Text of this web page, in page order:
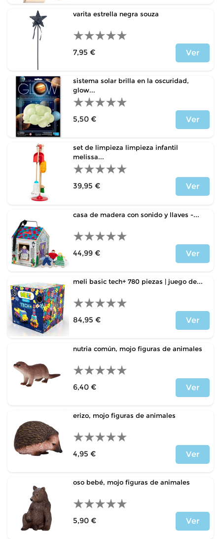
varita estrella negra souza
7,95 €
Ver
sistema solar brilla en la oscuridad,
glow...
5,50 €
Ver
set de limpieza limpieza infantil
melissa...
39,95 €
Ver
casa de madera con sonido y llaves -...
44,99 €
Ver
meli basic tech+ 780 piezas | juego de...
84,95 €
Ver
nutria común, mojo figuras de animales
6,40 €
Ver
erizo, mojo figuras de animales
4,95 €
Ver
oso bebé, mojo figuras de animales
5,90 €
Ver